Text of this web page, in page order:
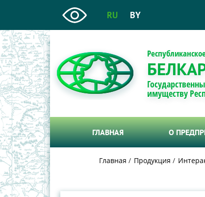
RU BY
имуществу
ГЛАВНАЯ О
Главная Продукция